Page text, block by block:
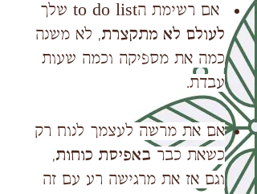
אם רשימת הto do list שלך
לעולם לא מתקצרת, לא משנה
כמה את מספיקה וכמה שעות
עבדת.
אם את מרשה לעצמך לנוח רק
כשאת כבר באפיסת כוחות,
וגם אז את מרגישה רע עם זה